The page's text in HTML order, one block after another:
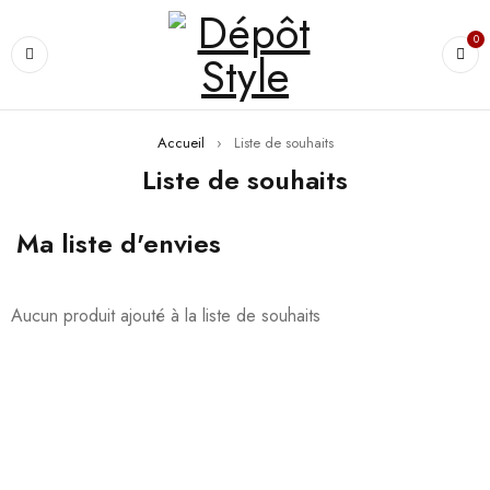
0
Accueil › Liste de souhaits
Liste de souhaits
Ma liste d'envies
Aucun produit ajouté à la liste de souhaits